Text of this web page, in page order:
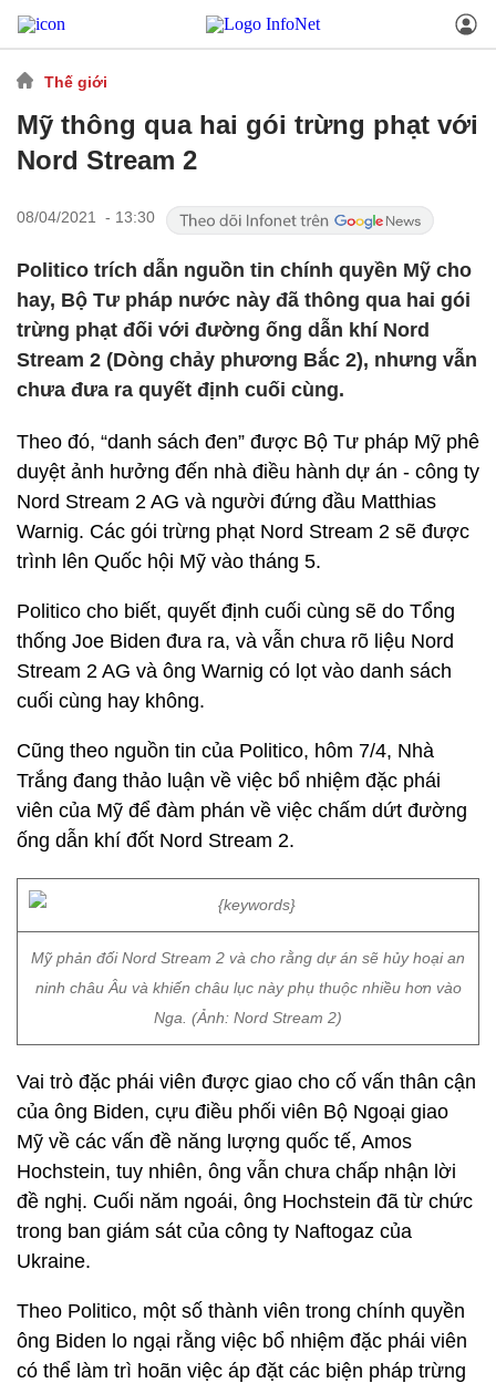
Thế giới
Mỹ thông qua hai gói trừng phạt với
Nord Stream 2
08/04/2021 - 13:30
Politico trích dẫn nguồn tin chính quyền Mỹ cho
hay, Bộ Tư pháp nước này đã thông qua hai gói
trừng phạt đối với đường ống dẫn khí Nord
Stream 2 (Dòng chảy phương Bắc 2), nhưng vẫn
chưa đưa ra quyết định cuối cùng.
Theo đó, “danh sách đen” được Bộ Tư pháp Mỹ phê
duyệt ảnh hưởng đến nhà điều hành dự án - công ty
Nord Stream 2 AG và người đứng đầu Matthias
Warnig. Các gói trừng phạt Nord Stream 2 sẽ được
trình lên Quốc hội Mỹ vào tháng 5.
Politico cho biết, quyết định cuối cùng sẽ do Tổng
thống Joe Biden đưa ra, và vẫn chưa rõ liệu Nord
Stream 2 AG và ông Warnig có lọt vào danh sách
cuối cùng hay không.
Cũng theo nguồn tin của Politico, hôm 7/4, Nhà
Trắng đang thảo luận về việc bổ nhiệm đặc phái
viên của Mỹ để đàm phán về việc chấm dứt đường
ống dẫn khí đốt Nord Stream 2.
Mỹ phản đối Nord Stream 2 và cho rằng dự án sẽ hủy hoại an
ninh châu Âu và khiến châu lục này phụ thuộc nhiều hơn vào
Nga. (Ảnh: Nord Stream 2)
Vai trò đặc phái viên được giao cho cố vấn thân cận
của ông Biden, cựu điều phối viên Bộ Ngoại giao
Mỹ về các vấn đề năng lượng quốc tế, Amos
Hochstein, tuy nhiên, ông vẫn chưa chấp nhận lời
đề nghị. Cuối năm ngoái, ông Hochstein đã từ chức
trong ban giám sát của công ty Naftogaz của
Ukraine.
Theo Politico, một số thành viên trong chính quyền
ông Biden lo ngại rằng việc bổ nhiệm đặc phái viên
có thể làm trì hoãn việc áp đặt các biện pháp trừng